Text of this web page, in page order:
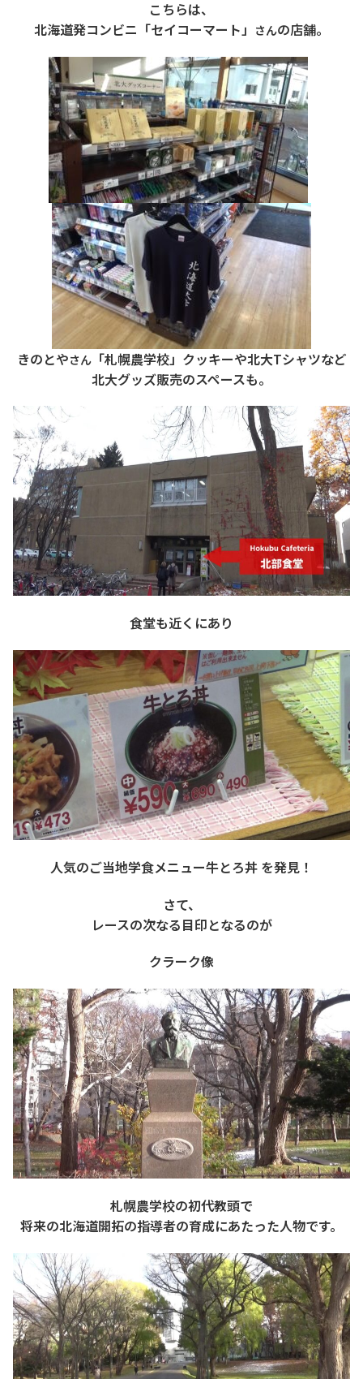
こちらは、
北海道発コンビニ「セイコーマート」 さんの店舗。
きのとやさん「札幌農学校」クッキーや北大Tシャツなど
北大グッズ販売のスペースも。
食堂も近くにあり
人気のご当地学食メニュー牛とろ丼 を発見！
さて、
レースの次なる目印となるのが
クラーク像
札幌農学校の初代教頭で
将来の北海道開拓の指導者の育成にあたった人物です。